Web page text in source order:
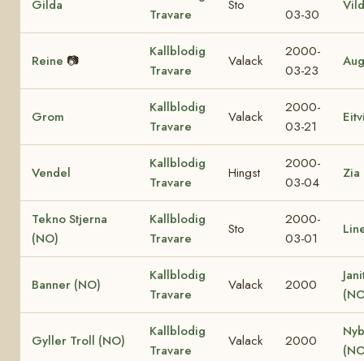
Gilda
Travare
Sto
03-30
Reine 📷
Kallblodig
Travare
Valack
2000-
03-23
Grom
Kallblodig
Travare
Valack
2000-
03-21
Vendel
Kallblodig
Travare
Hingst
2000-
03-04
Zia
Tekno Stjerna
(NO)
Kallblodig
Travare
Sto
2000-
03-01
Banner (NO)
Kallblodig
Travare
Valack 2000
Gyller Troll (NO)
Kallblodig
Travare
Valack 2000